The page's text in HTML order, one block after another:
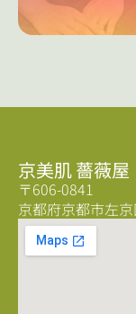
京美肌 薔薇屋
〒606-0841
京都府京都市左